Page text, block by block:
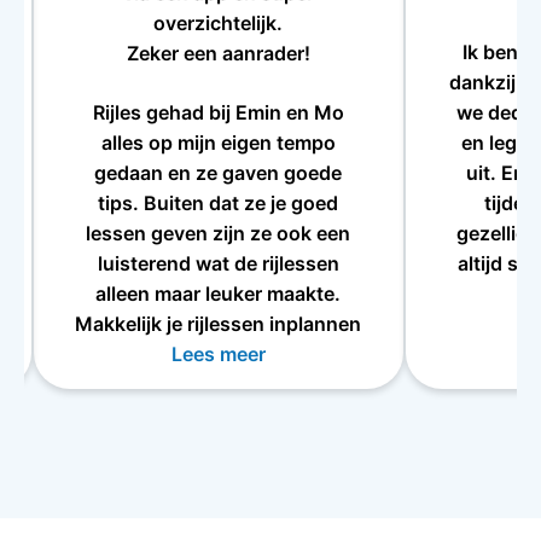
overzichtelijk.
Zeker een aanrader!
Rijles gehad bij Emin en Mo
alles op mijn eigen tempo
gedaan en ze gaven goede
tips. Buiten dat ze je goed
lessen geven zijn ze ook een
luisterend wat de rijlessen
alleen maar leuker maakte.
Makkelijk je rijlessen inplannen
via een app en super
overzichtelijk.
Lees meer
Ik ben
dankzij
we
en
uit. Er
altijd